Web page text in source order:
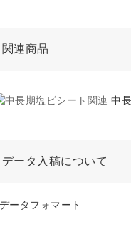
関連商品
中
データ入稿について